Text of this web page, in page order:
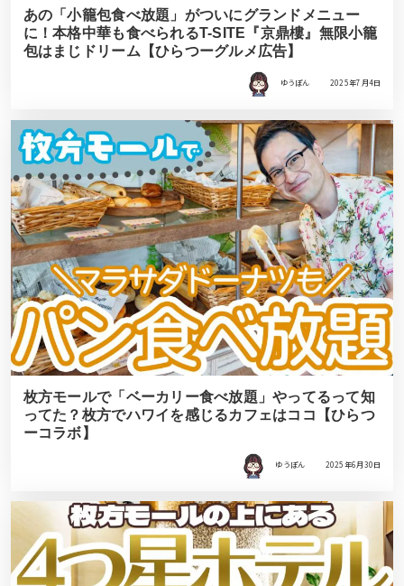
あの「小籠包食べ放題」がついにグランドメニュー
に！本格中華も食べられるT-SITE『京鼎樓』無限小籠
包はまじドリーム【ひらつーグルメ広告】
ゆうぽん 2025年7月4日
枚方モールで「ベーカリー食べ放題」やってるって知
ってた？枚方でハワイを感じるカフェはココ【ひらつ
ーコラボ】
ゆうぽん 2025年6月30日